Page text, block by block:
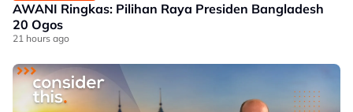
AWANI Ringkas: Pilihan Raya Presiden Bangladesh
20 Ogos
21 hours ago